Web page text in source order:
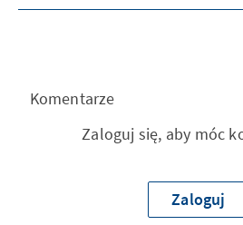
Komentarze
Zaloguj się, aby móc
Zaloguj